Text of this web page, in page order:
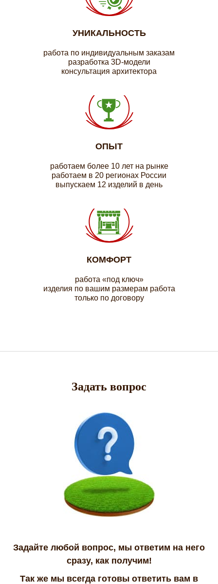
УНИКАЛЬНОСТЬ
работа по индивидуальным заказам
разработка 3D-модели
консультация архитектора
ОПЫТ
работаем более 10 лет на рынке
работаем в 20 регионах России
выпускаем 12 изделий в день
КОМФОРТ
работа «под ключ»
изделия по вашим размерам работа
только по договору
Задать вопрос
Задайте любой вопрос, мы ответим на него
сразу, как получим!
Так же мы всегда готовы ответить вам в